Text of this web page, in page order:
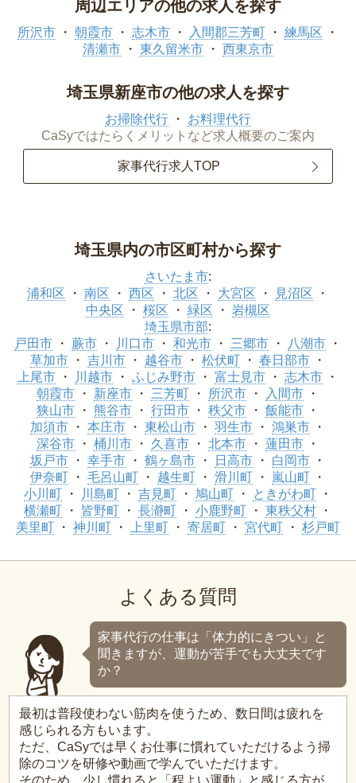
周辺エリアの他の求人を探す
所沢市 朝霞市 志木市 入間郡三芳町
練馬区
清瀬市
東久留米市 西東京市
埼玉県新座市の他の求人を探す
お掃除代行
お料理代行
CaSyではたらくメリットなど求人概要のご案内
家事代行求人TOP
埼玉県内の市区町村から探す
さいたま市:
浦和区
南区 西区 北区 大宮区
見沼区
中央区
桜区 緑区
岩槻区
埼玉県市部:
戸田市
蕨市 川口市 和光市 三郷市
八潮市
草加市
吉川市 越谷市 松伏町
春日部市
上尾市
川越市 ふじみ野市 富士見市
志木市
朝霞市
新座市 三芳町 所沢市
入間市
狭山市
熊谷市 行田市 秩父市
飯能市
加須市
本庄市 東松山市 羽生市
鴻巣市
深谷市
桶川市 久喜市 北本市
蓮田市
坂戸市
幸手市 鶴ヶ島市 日高市
白岡市
伊奈町
毛呂山町 越生町 滑川町
嵐山町
小川町
川島町 吉見町 鳩山町
ときがわ町
横瀬町
皆野町 長瀞町 小鹿野町
東秩父村
美里町
神川町 上里町 寄居町 宮代町 杉戸町
よくある質問
家事代行の仕事は「体力的にきつい」と
聞きますが、運動が苦手でも大丈夫です
か？
最初は普段使わない筋肉を使うため、数日間は疲れを
感じられる方もいます。
ただ、CaSyでは早くお仕事に慣れていただけるよう掃
除のコツを研修や動画で学んでいただけます。
そのため、少し慣れると「程よい運動」と感じる方が